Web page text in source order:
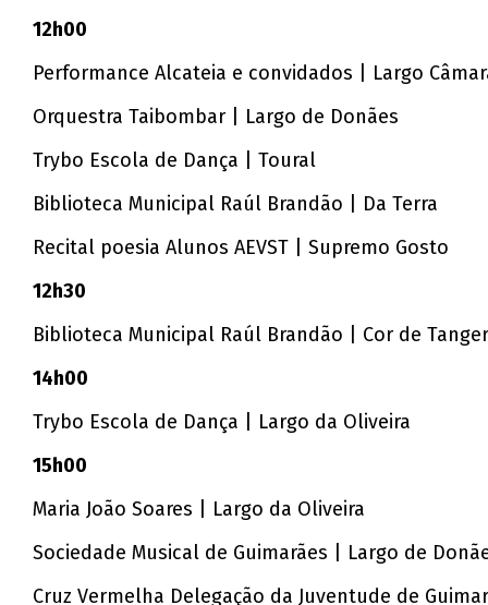
12h00
Performance Alcateia e convidados | Largo
Orquestra Taibombar | Largo de Donães
Trybo Escola de Dança | Toural
Biblioteca Municipal Raúl Brandão | Da Terra
Recital poesia Alunos AEVST | Supremo Gosto
12h30
Biblioteca Municipal Raúl Brandão | Cor de
14h00
Trybo Escola de Dança | Largo da Oliveira
15h00
Maria João Soares | Largo da Oliveira
Sociedade Musical de Guimarães | Largo de
Cruz Vermelha Delegação da Juventude de